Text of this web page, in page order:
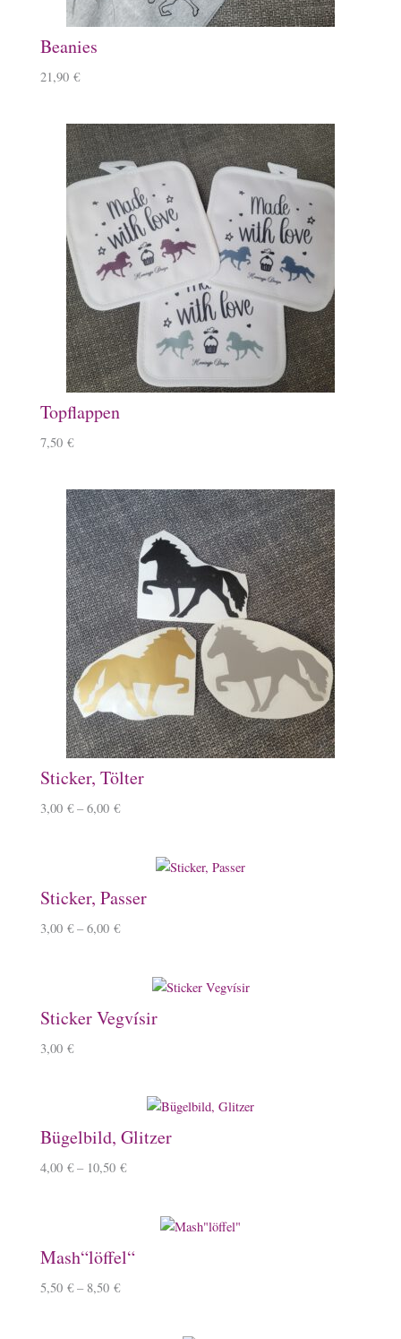
Beanies
21,90 €
Topflappen
7,50 €
Sticker, Tölter
3,00 € –6,00 €
Sticker, Passer
3,00 € –6,00 €
Sticker Vegvísir
3,00 €
Bügelbild, Glitzer
4,00 € – 10,50 €
Mash“löffel“
5,50 € – 8,50 €